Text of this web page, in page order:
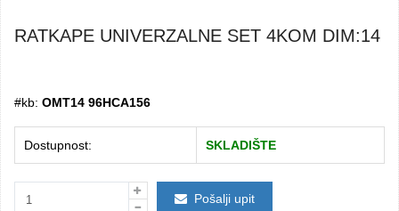
RATKAPE UNIVERZALNE SET 4KOM DIM:14
#kb: OMT14 96HCA156
Dostupnost: SKLADIŠTE
Pošalji upit